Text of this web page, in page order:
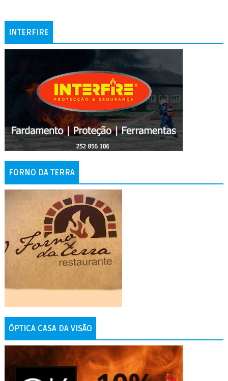
INTERFIRE
FORNO DA TERRA
ÓPTICA CASA DA VISÃO